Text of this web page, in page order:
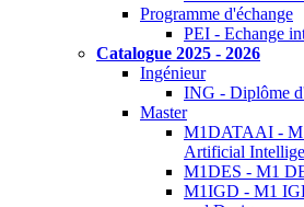
Programme d'échange
PEI - Echange
Catalogue 2025 - 2026
Ingénieur
ING - Diplôme
Master
M1DATAAI -
Artificial
M1DES - M1
M1IGD - M1